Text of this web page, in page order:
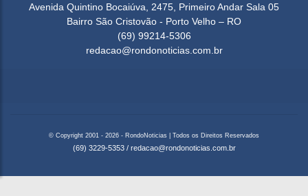
Avenida Quintino Bocaiúva, 2475, Primeiro Andar Sala 05
Bairro São Cristovão - Porto Velho – RO
(69) 99214-5306
redacao@rondonoticias.com.br
© Copyright 2001 - 2026 - RondoNoticias | Todos os Direitos Reservados
(69) 3229-5353 / redacao@rondonoticias.com.br